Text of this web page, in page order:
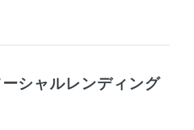
シャルレンディング